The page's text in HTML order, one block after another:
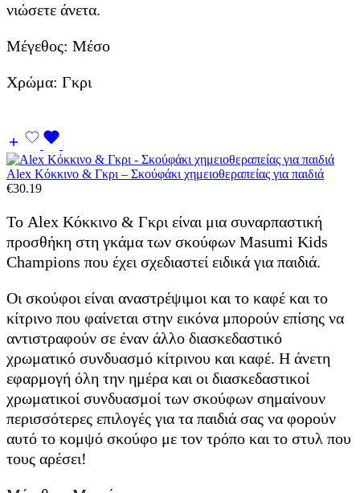
νιώσετε άνετα.
Μέγεθος: Μέσο
Χρώμα: Γκρι
Alex Κόκκινο & Γκρι – Σκούφάκι χημειοθεραπείας για παιδιά
€30.19
Το Alex Κόκκινο & Γκρι είναι μια συναρπαστική
προσθήκη στη γκάμα των σκούφων Masumi Kids
Champions που έχει σχεδιαστεί ειδικά για παιδιά.
Οι σκούφοι είναι αναστρέψιμοι και το καφέ και το
κίτρινο που φαίνεται στην εικόνα μπορούν επίσης να
αντιστραφούν σε έναν άλλο διασκεδαστικό
χρωματικό συνδυασμό κίτρινου και καφέ. Η άνετη
εφαρμογή όλη την ημέρα και οι διασκεδαστικοί
χρωματικοί συνδυασμοί των σκούφων σημαίνουν
περισσότερες επιλογές για τα παιδιά σας να φορούν
αυτό το κομψό σκούφο με τον τρόπο και το στυλ που
τους αρέσει!